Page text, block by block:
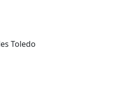
Toledo